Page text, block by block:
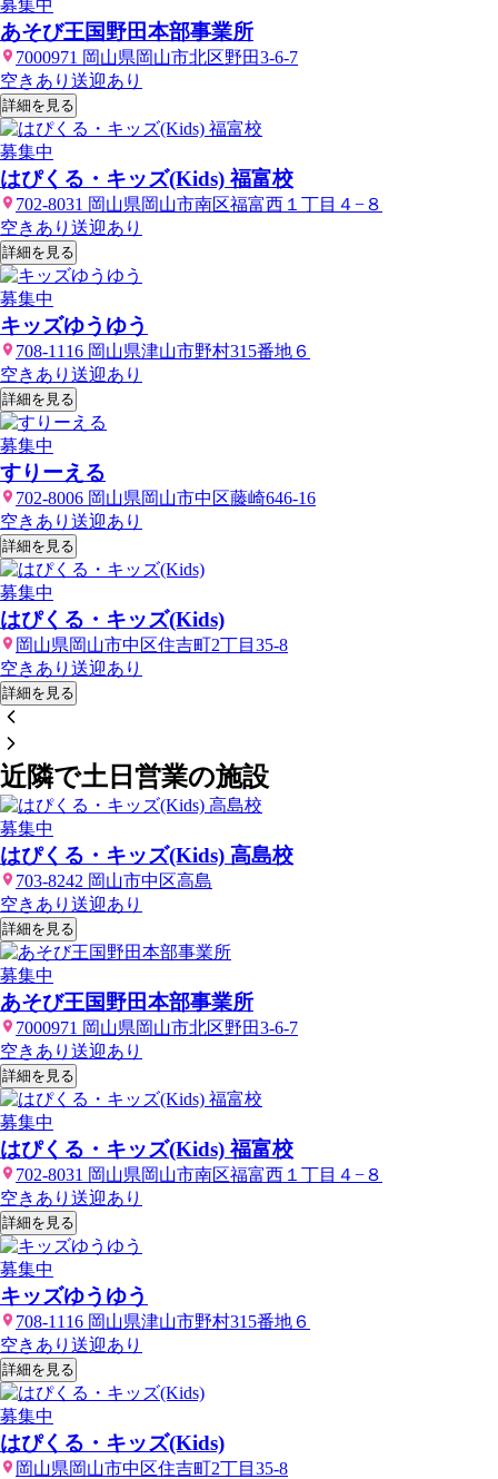
募集中
あそび王国野田本部事業所
7000971 岡山県岡山市北区野田3-6-7
空きあり 送迎あり
詳細を見る
募集中
はぴくる・キッズ(Kids) 福富校
702-8031 岡山県岡山市南区福富西１丁目４−８
空きあり 送迎あり
詳細を見る
募集中
キッズゆうゆう
708-1116 岡山県津山市野村315番地６
空きあり 送迎あり
詳細を見る
募集中
すりーえる
702-8006 岡山県岡山市中区藤崎646-16
空きあり 送迎あり
詳細を見る
募集中
はぴくる・キッズ(Kids)
岡山県岡山市中区住吉町2丁目35-8
空きあり 送迎あり
詳細を見る
近隣で土日営業の施設
募集中
はぴくる・キッズ(Kids) 高島校
703-8242 岡山市中区高島
空きあり 送迎あり
詳細を見る
募集中
あそび王国野田本部事業所
7000971 岡山県岡山市北区野田3-6-7
空きあり 送迎あり
詳細を見る
募集中
はぴくる・キッズ(Kids) 福富校
702-8031 岡山県岡山市南区福富西１丁目４−８
空きあり 送迎あり
詳細を見る
募集中
キッズゆうゆう
708-1116 岡山県津山市野村315番地６
空きあり 送迎あり
詳細を見る
募集中
はぴくる・キッズ(Kids)
岡山県岡山市中区住吉町2丁目35-8